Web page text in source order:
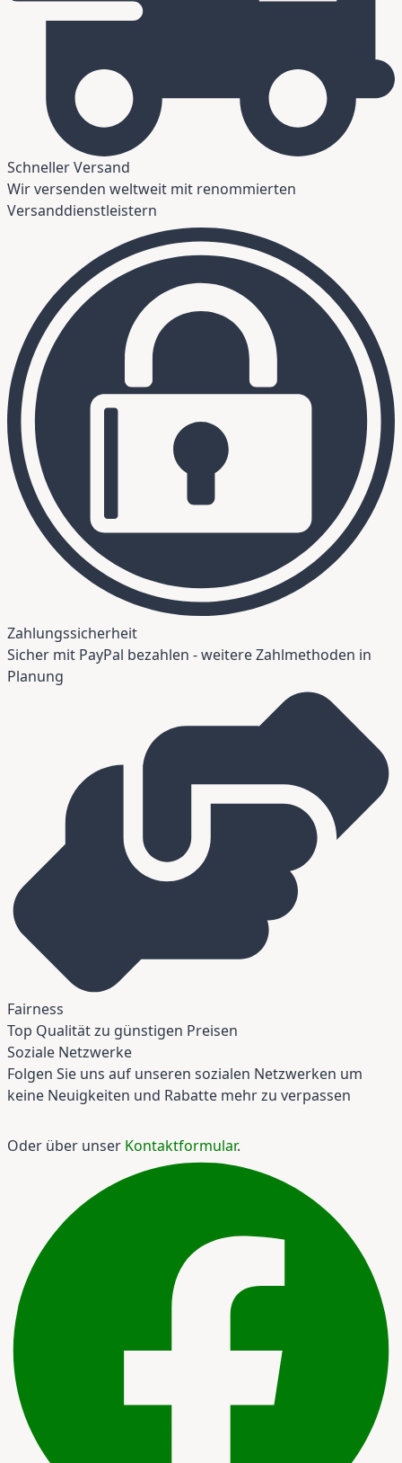
Schneller Versand
Wir versenden weltweit mit renommierten
Versanddienstleistern
Zahlungssicherheit
Sicher mit PayPal bezahlen - weitere Zahlmethoden in
Planung
Fairness
Top Qualität zu günstigen Preisen
Soziale Netzwerke
Folgen Sie uns auf unseren sozialen Netzwerken um
keine Neuigkeiten und Rabatte mehr zu verpassen
Oder über unser Kontaktformular.